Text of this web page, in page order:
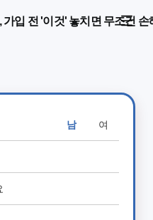
입 전 '이것' 놓치면 무조건 손
남 여